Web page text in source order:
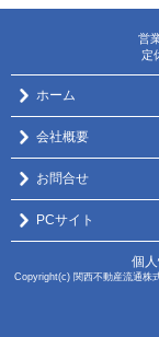
営
定
ホーム
会社概要
お問合せ
PCサイト
個
Copyright(c) 関西不動